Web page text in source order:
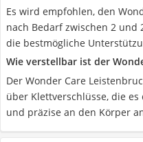
Es wird empfohlen, den
nach Bedarf zwischen 2 und
die bestmögliche
Wie verstellbar ist der
Der Wonder Care
über Klettverschlüsse, die
und präzise an den Körper